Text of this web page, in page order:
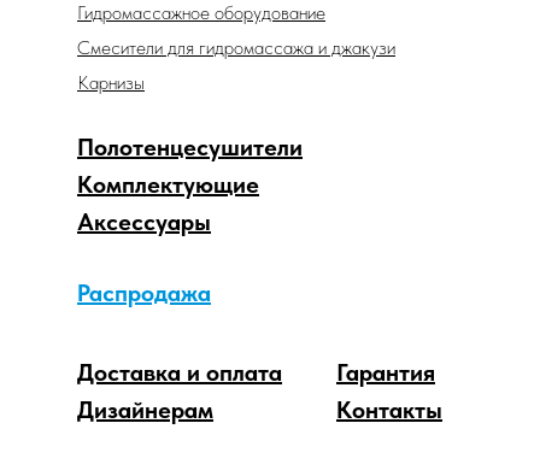
Аксессуары
Распродажа
Комплектующие
Дизайнерам
Доставка и оплата
Гарантия
Контакты
Гидромассажное оборудование
Смесители для гидромассажа и джакузи
Карнизы
Полотенцесушители